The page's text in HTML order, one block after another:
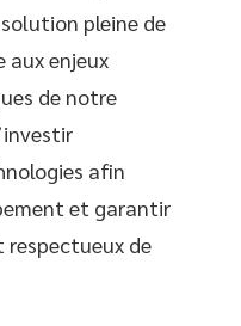
pleine de
aux enjeux
de notre
afin
et garantir
respectueux de